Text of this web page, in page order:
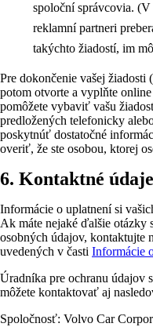
spoloční správcovia.
reklamní partneri
takýchto žiadostí, im
Pre dokončenie vašej
potom otvorte a vyplňte
pomôžete vybaviť vašu
predložených telefonicky
poskytnúť dostatočné
overiť, že ste osobou, ktorej
6. Kontaktné údaje
Informácie o uplatnení si
Ak máte nejaké ďalšie otázky
osobných údajov, kontaktujte
uvedených v časti Informácie
Úradníka pre ochranu údajov
môžete kontaktovať aj
Spoločnosť: Volvo Car